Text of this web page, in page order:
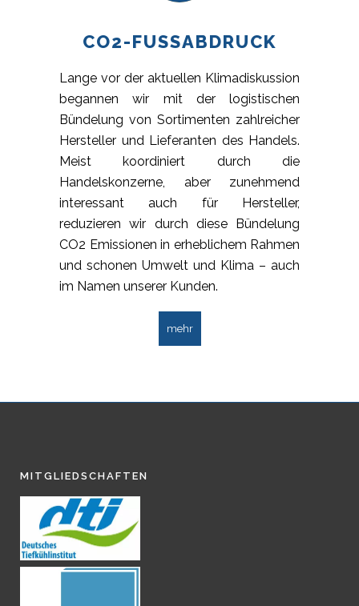
CO2-FUSSABDRUCK
Lange vor der aktuellen Klimadiskussion
begannen wir mit der logistischen
Bündelung von Sortimenten zahlreicher
Hersteller und Lieferanten des Handels.
Meist koordiniert durch die
Handelskonzerne, aber zunehmend
interessant auch für Hersteller,
reduzieren wir durch diese Bündelung
CO2 Emissionen in erheblichem Rahmen
und schonen Umwelt und Klima – auch
im Namen unserer Kunden.
mehr
MITGLIEDSCHAFTEN